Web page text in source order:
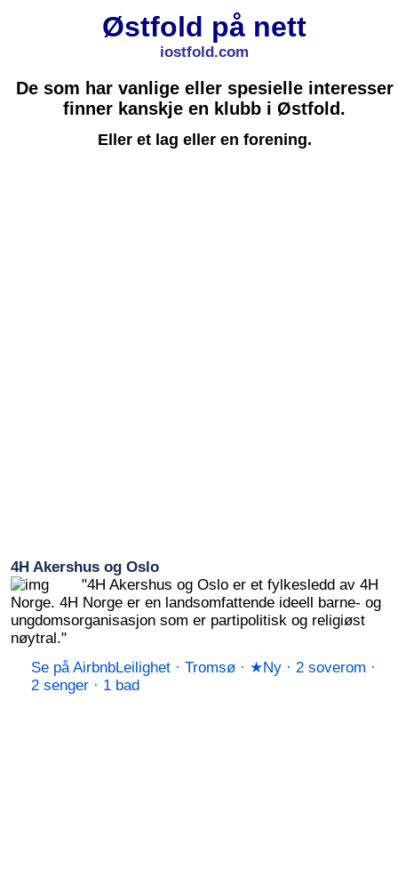
Østfold på nett
iostfold.com
De som har vanlige eller spesielle interesser
finner kanskje en klubb i Østfold.
Eller et lag eller en forening.
4H Akershus og Oslo
"4H Akershus og Oslo er et fylkesledd av 4H
Norge. 4H Norge er en landsomfattende ideell barne- og
ungdomsorganisasjon som er partipolitisk og religiøst
nøytral."
Se på AirbnbLeilighet · Tromsø · ★Ny · 2 soverom ·
2 senger · 1 bad